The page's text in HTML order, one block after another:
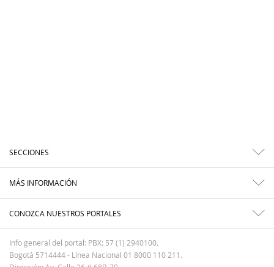
SECCIONES
MÁS INFORMACIÓN
CONOZCA NUESTROS PORTALES
Info general del portal: PBX: 57 (1) 2940100.
Bogotá 5714444 - Línea Nacional 01 8000 110 211.